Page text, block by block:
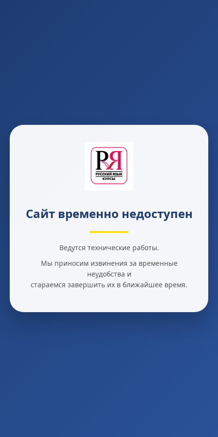
Сайт временно недоступен
Ведутся технические работы.
Мы приносим извинения за временные
неудобства и
стараемся завершить их в ближайшее время.